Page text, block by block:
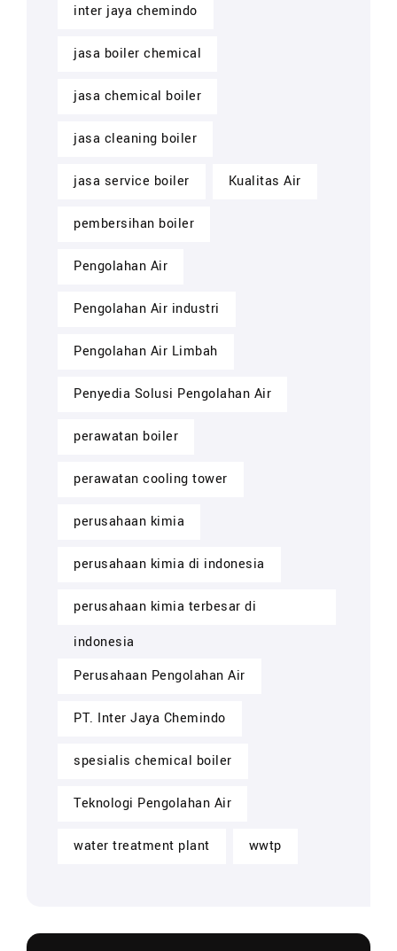
inter jaya chemindo
jasa boiler chemical
jasa chemical boiler
jasa cleaning boiler
jasa service boiler Kualitas Air
pembersihan boiler
Pengolahan Air
Pengolahan Air industri
Pengolahan Air Limbah
Penyedia Solusi Pengolahan Air
perawatan boiler
perawatan cooling tower
perusahaan kimia
perusahaan kimia di indonesia
perusahaan kimia terbesar di
indonesia
Perusahaan Pengolahan Air
PT. Inter Jaya Chemindo
spesialis chemical boiler
Teknologi Pengolahan Air
water treatment plant wwtp